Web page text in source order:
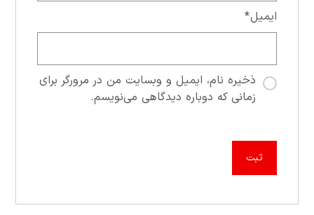
ایمیل*
ذخیره نام، ایمیل و وبسایت من در مرورگر برای
زمانی که دوباره دیدگاهی می‌نویسم.